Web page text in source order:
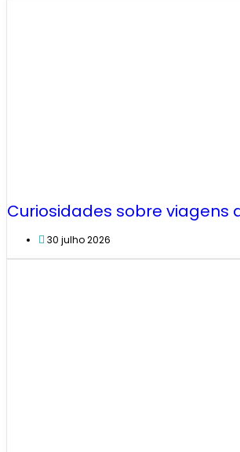
Curiosidades sobre
30 julho 2026